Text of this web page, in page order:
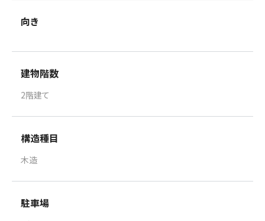
向き
建物階数
2階建て
構造種目
木造
駐車場